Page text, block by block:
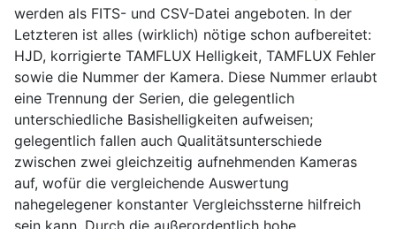
werden als FITS- und CSV-Datei angeboten. In der
Letzteren ist alles (wirklich) nötige schon aufbereitet:
HJD, korrigierte TAMFLUX Helligkeit, TAMFLUX Fehler
sowie die Nummer der Kamera. Diese Nummer erlaubt
eine Trennung der Serien, die gelegentlich
unterschiedliche Basishelligkeiten aufweisen;
gelegentlich fallen auch Qualitätsunterschiede
zwischen zwei gleichzeitig aufnehmenden Kameras
auf, wofür die vergleichende Auswertung
nahegelegener konstanter Vergleichssterne hilfreich
sein kann. Durch die außerordentlich hohe